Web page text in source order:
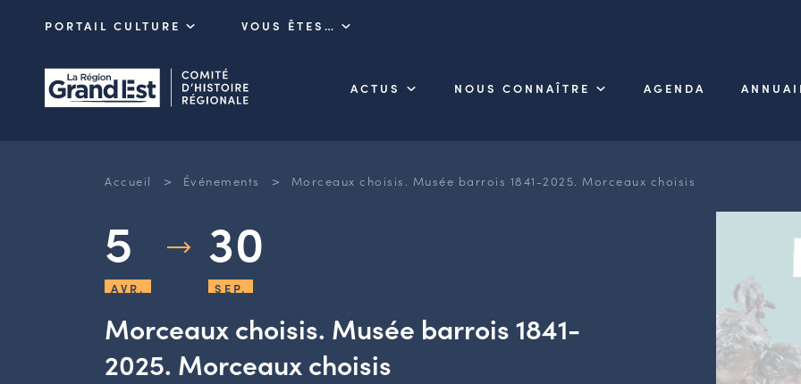
PORTAIL CULTURE VOUS ÊTES…
ACTUS NOUS CONNAÎTRE AGENDA
Accueil > Événements > Morceaux choisis. Musée barrois 1841-2025. Morceaux choisis
5
AVR.
30
SEP.
Morceaux choisis. Musée barrois 1841-
2025. Morceaux choisis